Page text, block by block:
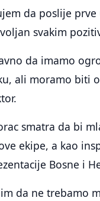
da poslije
svakim
da imamo
ali moramo biti
smatra da bi
ekipe, a kao
Bosne i
da ne trebamo